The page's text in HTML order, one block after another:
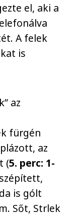
el, aki a
A felek
is
az
fürgén
az
(5. perc: 1-
is gólt
Sőt, Strlek